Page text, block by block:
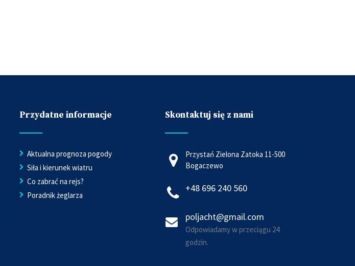
Przydatne informacje
Aktualna prognoza pogody
Siła i kierunek wiatru
Co zabrać na rejs?
Poradnik żeglarza
Skontaktuj się z nami
Przystań Zielona Zatoka 11-500
Bogaczewo
+48 696 240 560
poljacht@gmail.com
Odpowiadamy w przeciągu 24
godzin.